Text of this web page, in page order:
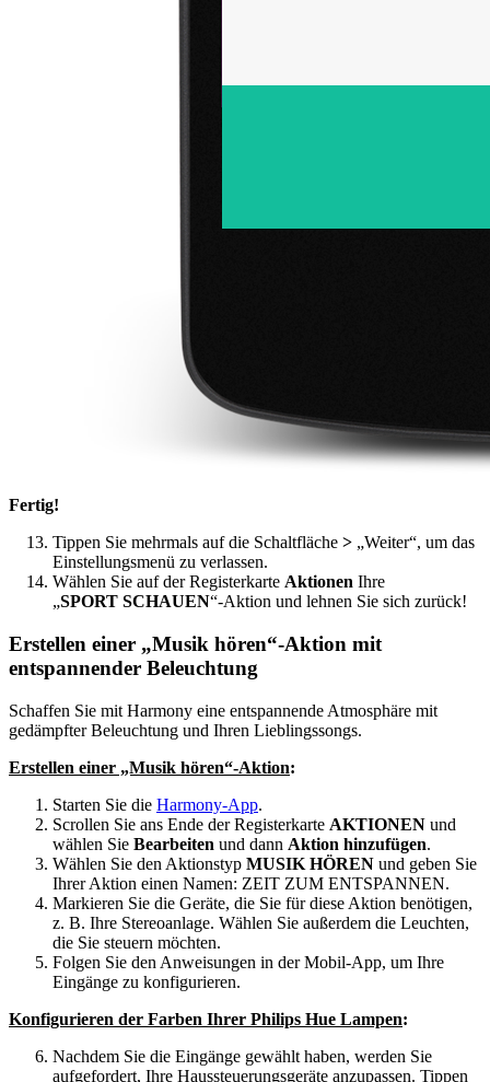
Fertig!
Tippen Sie mehrmals auf die Schaltfläche > „Weiter“, um das
Einstellungsmenü zu verlassen.
Wählen Sie auf der Registerkarte Aktionen Ihre
„SPORT SCHAUEN“-Aktion und lehnen Sie sich zurück!
Erstellen einer „Musik hören“-Aktion mit
entspannender Beleuchtung
Schaffen Sie mit Harmony eine entspannende Atmosphäre mit
gedämpfter Beleuchtung und Ihren Lieblingssongs.
Erstellen einer „Musik hören“-Aktion:
Starten Sie die Harmony-App.
Scrollen Sie ans Ende der Registerkarte AKTIONEN und
wählen Sie Bearbeiten und dann Aktion hinzufügen.
Wählen Sie den Aktionstyp MUSIK HÖREN und geben Sie
Ihrer Aktion einen Namen: ZEIT ZUM ENTSPANNEN.
Markieren Sie die Geräte, die Sie für diese Aktion benötigen,
z. B. Ihre Stereoanlage. Wählen Sie außerdem die Leuchten,
die Sie steuern möchten.
Folgen Sie den Anweisungen in der Mobil-App, um Ihre
Eingänge zu konfigurieren.
Konfigurieren der Farben Ihrer Philips Hue Lampen:
Nachdem Sie die Eingänge gewählt haben, werden Sie
aufgefordert, Ihre Haussteuerungsgeräte anzupassen. Tippen